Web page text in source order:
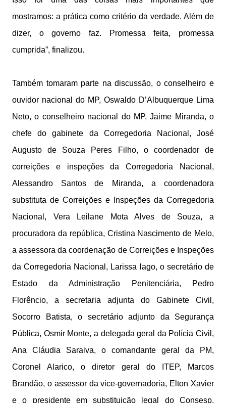
mostramos: a prática como critério da verdade. Além de
dizer, o governo faz. Promessa feita, promessa
cumprida”, finalizou.
Também tomaram parte na discussão, o conselheiro e
ouvidor nacional do MP, Oswaldo D’Albuquerque Lima
Neto, o conselheiro nacional do MP, Jaime Miranda, o
chefe do gabinete da Corregedoria Nacional, José
Augusto de Souza Peres Filho, o coordenador de
correições e inspeções da Corregedoria Nacional,
Alessandro Santos de Miranda, a coordenadora
substituta de Correições e Inspeções da Corregedoria
Nacional, Vera Leilane Mota Alves de Souza, a
procuradora da república, Cristina Nascimento de Melo,
a assessora da coordenação de Correições e Inspeções
da Corregedoria Nacional, Larissa lago, o secretário de
Estado da Administração Penitenciária, Pedro
Florêncio, a secretaria adjunta do Gabinete Civil,
Socorro Batista, o secretário adjunto da Segurança
Pública, Osmir Monte, a delegada geral da Polícia Civil,
Ana Cláudia Saraiva, o comandante geral da PM,
Coronel Alarico, o diretor geral do ITEP, Marcos
Brandão, o assessor da vice-governadoria, Elton Xavier
e o presidente em substituição legal do Consesp,